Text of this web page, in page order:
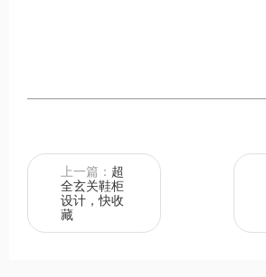
上一篇： 超
全玄关鞋柜
设计，快收
藏